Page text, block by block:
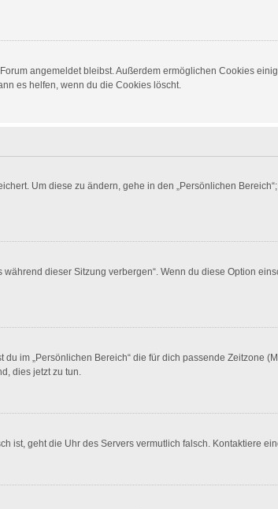
angemeldet bleibst. Außerdem ermöglichen Cookies
es helfen, wenn du die Cookies löscht.
Um diese zu ändern, gehe in den „Persönlichen
dieser Sitzung verbergen“. Wenn du diese Option
im „Persönlichen Bereich“ die für dich passende Zeitzone
dies jetzt zu tun.
ist, geht die Uhr des Servers vermutlich falsch. Kontaktiere